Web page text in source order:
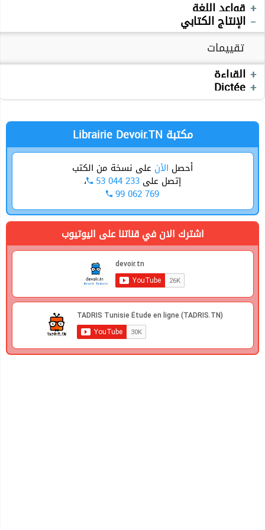
قواعد اللغة
Production écrite
الإنتاج الكتابي
تقييمات
القراءة
تقييمات
Dictée
Devoirs
Librairie Devoir.TN مكتبة
أحصل الأن على نسخة من الكتب
إتصل على 53 044 233 ،
99 062 769
اشترك الان في قناتنا على اليوتيوب